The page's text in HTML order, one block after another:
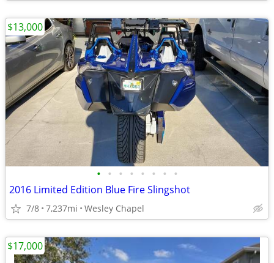
• • • • • • • •
2016 Limited Edition Blue Fire Slingshot
7/8 7,237mi Wesley Chapel
$13,000
$17,000